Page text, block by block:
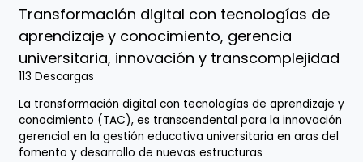
Transformación digital con tecnologías de
aprendizaje y conocimiento, gerencia
universitaria, innovación y transcomplejidad
113 Descargas
La transformación digital con tecnologías de aprendizaje y
conocimiento (TAC), es transcendental para la innovación
gerencial en la gestión educativa universitaria en aras del
fomento y desarrollo de nuevas estructuras